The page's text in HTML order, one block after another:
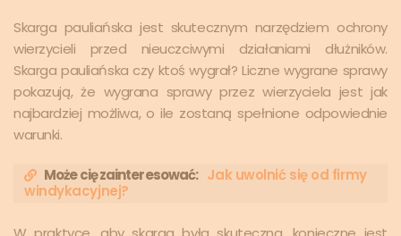
Skarga pauliańska jest skutecznym narzędziem ochrony
wierzycieli przed nieuczciwymi działaniami dłużników.
Skarga pauliańska czy ktoś wygrał? Liczne wygrane sprawy
pokazują, że wygrana sprawy przez wierzyciela jest jak
najbardziej możliwa, o ile zostaną spełnione odpowiednie
warunki.
Może cię zainteresować: Jak uwolnić się od firmy
windykacyjnej?